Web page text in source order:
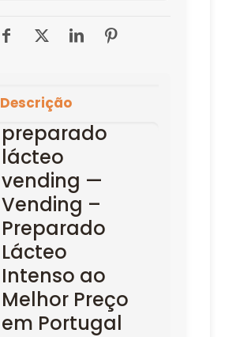
Descrição
preparado
lácteo
vending —
Vending –
Preparado
Lácteo
Intenso ao
Melhor Preço
em Portugal